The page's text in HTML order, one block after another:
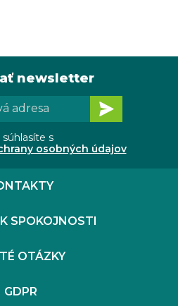
newsletter
s
osobných údajov
SPOKOJNOSTI
OTÁZKY
GDPR